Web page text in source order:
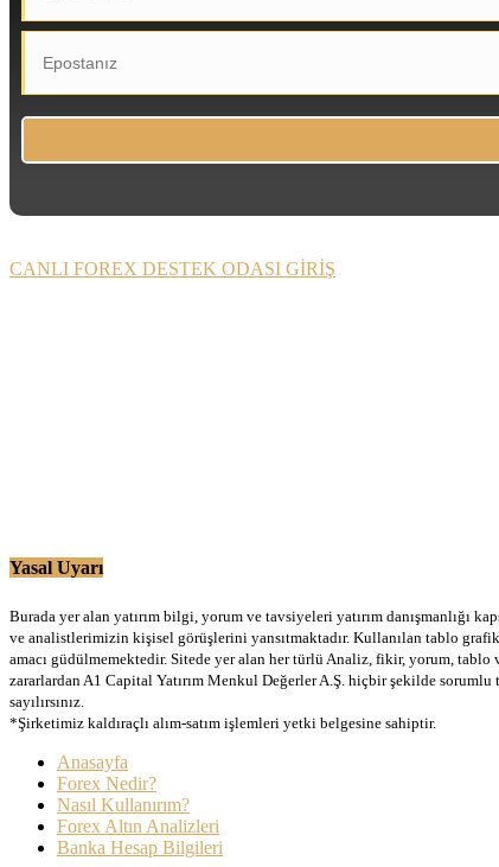
CANLI FOREX DESTEK ODASI GİRİŞ
Yasal Uyarı
Burada yer alan yatırım bilgi, yorum ve tavsiyeleri yatırım danışmanlığı
ve analistlerimizin kişisel görüşlerini yansıtmaktadır. Kullanılan tablo
amacı güdülmemektedir. Sitede yer alan her türlü Analiz, fikir, yorum,
zararlardan A1 Capital Yatırım Menkul Değerler A.Ş. hiçbir şekilde
sayılırsınız.
*Şirketimiz kaldıraçlı alım-satım işlemleri yetki belgesine sahiptir.
Anasayfa
Forex Nedir?
Nasıl Kullanırım?
Forex Altın Analizleri
Banka Hesap Bilgileri